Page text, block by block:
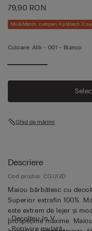
79,90 RON
Mix&Match: cumperi 4 plătești 3
Culoare: Alb - 001 - Bianco
Ghid de mărimi
Descriere
Cod produs: CGU12D
Maiou bărbătesc cu
Superior extrafin 100%.
este extrem de lejer și
prospețime maxime.
• Decolteu în V
• Potrivire mulată